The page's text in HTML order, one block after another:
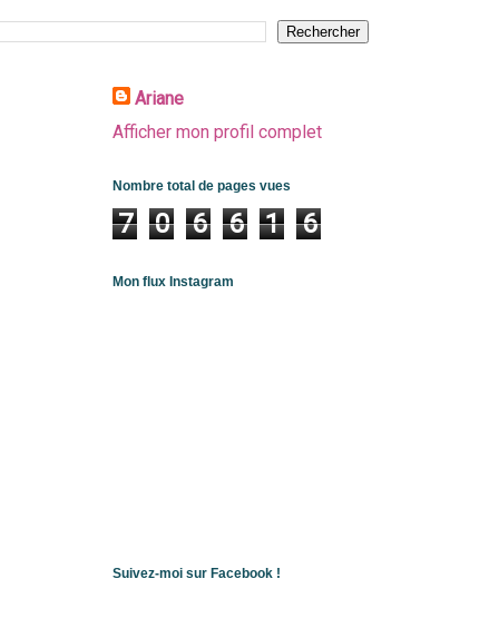
Ariane
Afficher mon profil complet
Nombre total de pages vues
7 0 6 6 1 6
Mon flux Instagram
Suivez-moi sur Facebook !